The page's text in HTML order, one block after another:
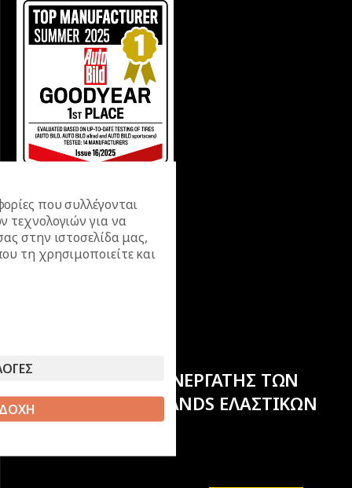
ΕΠΙΣΗΜΟΣ ΣΥΝΕΡΓΑΤΗΣ ΤΩΝ
ΚΟΡΥΦΑΙΩΝ BRANDS ΕΛΑΣΤΙΚΩΝ
που συλλέγονται
τεχνολογιών για να
στην ιστοσελίδα μας,
τη χρησιμοποιείτε και